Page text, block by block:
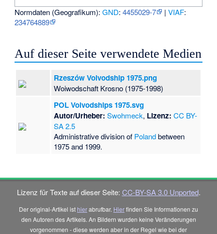
Normdaten (Geografikum):GND:4455029-7 |VIAF:
234764889
Auf dieser Seite verwendete Medien
Rzeszów Voivodship 1975.png
Woiwodschaft Krosno (1975-1998)
POL Voivodships 1975.svg
Autor/Urheber: Swohmeck, Lizenz: CC BY-
SA 2.5
Administrative division of Polandbetween
1975 and 1999.
Lizenz für Texte auf dieser Seite: CC-BY-SA 3.0 Unported.
Der original-Artikel ist hierabrufbar. Hierfinden Sie Informationen zu
den Autoren des Artikels. An Bildern wurden keine Veränderungen
vorgenommen - diese werden aber in der Regel wie bei der